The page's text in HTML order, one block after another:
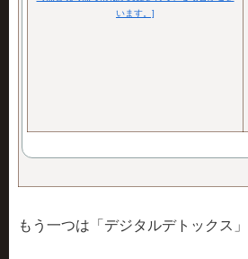
もう一つは 「デジタルデトックス」